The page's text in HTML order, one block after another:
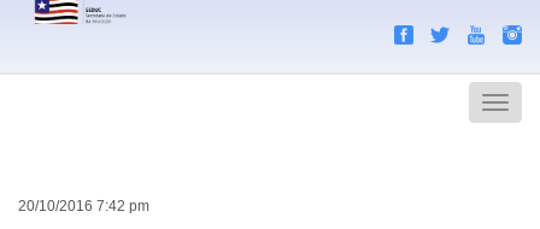
Menu
20/10/2016 7:42 pm